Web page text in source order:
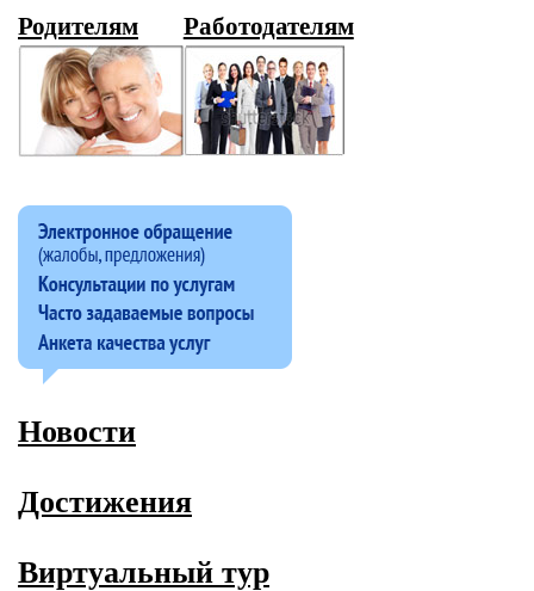
Родителям Работодателям
Новости
Достижения
Виртуальный тур